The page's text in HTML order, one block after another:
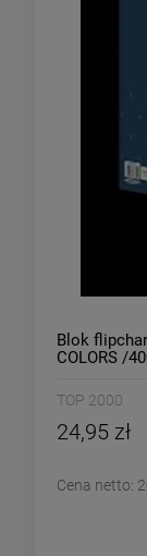
Blok
COLORS /
TOP 2000
24,95 zł
Cena netto: